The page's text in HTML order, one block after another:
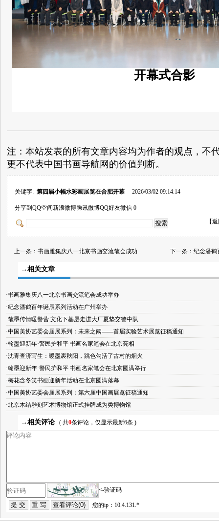
开幕式合影
注：本站发表的所有文章内容均为作者的观点，不
更不代表中国书画导航网的价值判断。
关键字: 第四届小幅水彩画展览在合肥开幕 2026/03/02 09:14:14
分享到 QQ空间新浪微博腾讯微博QQ好友微信 0
【
上一条： 书画雅集庆八一北京书画交流笔会成功... 下一条： 纪念潘鹤
→相关文章
·书画雅集庆八一北京书画交流笔会成功举办
·纪念潘鹤百年诞辰系列活动在广州举办
·笔墨传情暖警营 文化下基层走进大厂夏垫交警中队
·中国美协艺委会届展系列：未来之阈——首届实验艺术展览征稿通知
·翰墨迎新年·警民护和平 书画名家笔会在北京亮相
·沈青查济写生：暖墨裹秋阳，跳色勾活了古村的烟火
·翰墨迎新年·警民护和平 书画名家笔会在北京圆满举行
·梅花含冬笑书画迎新年活动在北京圆满落幕
·中国美协艺委会届展系列：第六届中国画展览征稿通知
·北京木结雕刻艺术博物馆正式挂牌成为类博物馆
→相关评论 ( 共0条评论，仅显示最新6条 )
<-验证码
您的ip：10.4.131.*